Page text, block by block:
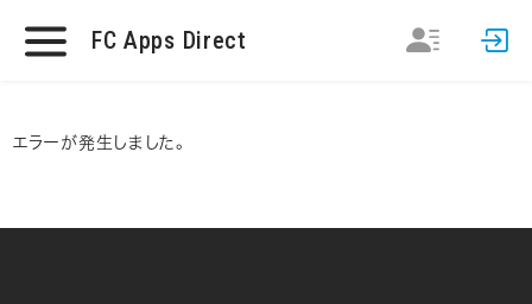
FC Apps Direct
エラーが発生しました。